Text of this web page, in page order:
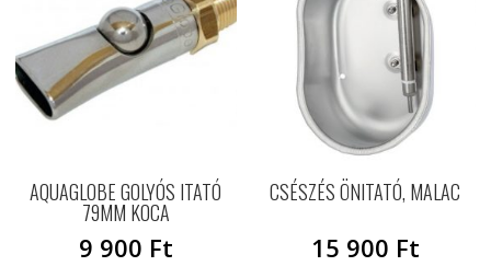
AQUAGLOBE GOLYÓS ITATÓ
79MM KOCA
9 900 Ft
CSÉSZÉS ÖNITATÓ, MALAC
15 900 Ft